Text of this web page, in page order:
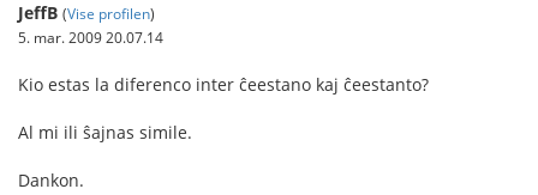
JeffB (Vise profilen)
5. mar. 2009 20.07.14
Kio estas la diferenco inter ĉeestano kaj ĉeestanto?
Al mi ili ŝajnas simile.
Dankon.